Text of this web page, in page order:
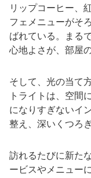
リップコーヒー、
フェメニューがそ
ばれている。まる
心地よさが、部屋
そして、光の当て
トライトは、空間
になりすぎないイ
整え、深いくつろ
訪れるたびに新た
ービスやメニュー